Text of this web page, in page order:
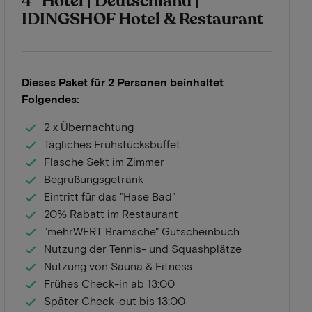
IDINGSHOF Hotel & Restaurant
Dieses Paket für 2 Personen beinhaltet
Folgendes:
2 x Übernachtung
Tägliches Frühstücksbuffet
Flasche Sekt im Zimmer
Begrüßungsgetränk
Eintritt für das "Hase Bad"
20% Rabatt im Restaurant
"mehrWERT Bramsche" Gutscheinbuch
Nutzung der Tennis- und Squashplätze
Nutzung von Sauna & Fitness
Frühes Check-in ab 13:00
Später Check-out bis 13:00